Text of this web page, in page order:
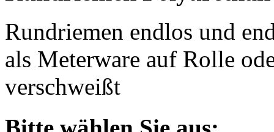
Rundriemen endlos und
als Meterware auf Rolle
verschweißt